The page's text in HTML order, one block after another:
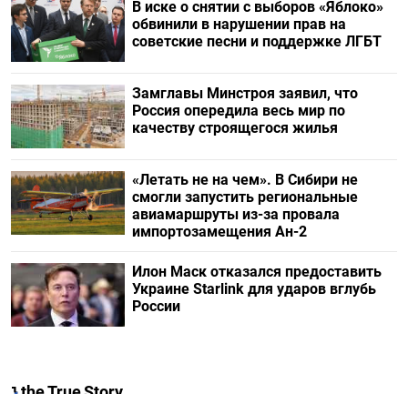
В иске о снятии с выборов «Яблоко»
обвинили в нарушении прав на
советские песни и поддержке ЛГБТ
Замглавы Минстроя заявил, что
Россия опередила весь мир по
качеству строящегося жилья
«Летать не на чем». В Сибири не
смогли запустить региональные
авиамаршруты из-за провала
импортозамещения Ан-2
Илон Маск отказался предоставить
Украине Starlink для ударов вглубь
России